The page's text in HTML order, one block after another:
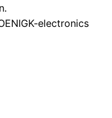
electronics